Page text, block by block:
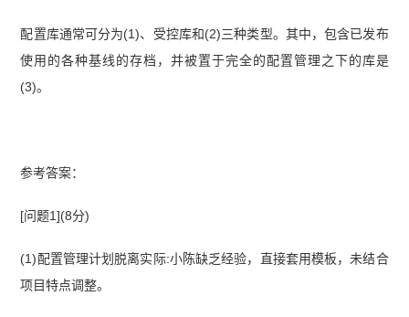
配置库通常可分为(1)、受控库和(2)三种类型。其中，包含已发布
使用的各种基线的存档，并被置于完全的配置管理之下的库是
(3)。
参考答案：
[问题1](8分)
(1)配置管理计划脱离实际:小陈缺乏经验，直接套用模板，未结合
项目特点调整。